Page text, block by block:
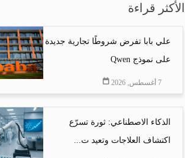
الأكثر قراءة
علي بابا تفرض شروطًا تجارية جديدة
على نموذج Qwen
7 أغسطس, 2026
الذكاء الاصطناعي: ثورة تسرّع
اكتشاف العلاجات وتعيد ت...